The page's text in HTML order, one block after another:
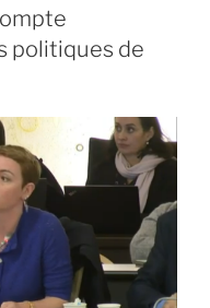
politiques de